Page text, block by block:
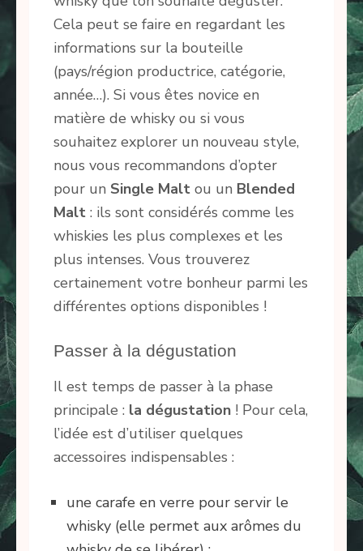
Cela peut se faire en regardant les
informations sur la bouteille
(pays/région productrice, catégorie,
année…). Si vous êtes novice en
matière de whisky ou si vous
souhaitez explorer un nouveau style,
nous vous recommandons d’opter
pour un Single Malt ou un Blended
Malt : ils sont considérés comme les
whiskies les plus complexes et les
plus intenses. Vous trouverez
certainement votre bonheur parmi les
différentes options disponibles !
Passer à la dégustation
Il est temps de passer à la phase
principale : la dégustation ! Pour cela,
l’idée est d’utiliser quelques
accessoires indispensables :
une carafe en verre pour servir le
whisky (elle permet aux arômes du